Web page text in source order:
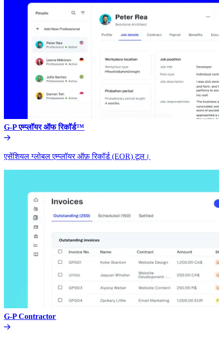
G-P एम्प्लॉयर ऑफ रिकॉर्ड™​​
एसेंशियल ग्लोबल एम्प्लॉयर ऑफ़ रिकॉर्ड (EOR) टूल।​​
G-P Contractor​​